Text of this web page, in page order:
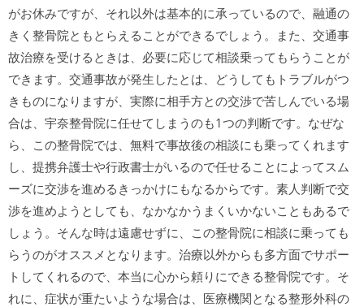
がお休みですが、それ以外は基本的に承っているので、融通の
きく整骨院ともとらえることができるでしょう。また、交通事
故治療を受けるときは、必要に応じて相談乗ってもらうことが
できます。交通事故が発生したとは、どうしてもトラブルがつ
きものになりますが、実際に相手方との交渉で苦しんでいる場
合は、宇奈整骨院に任せてしまうのも1つの判断です。なぜな
ら、この整骨院では、無料で事故後の相談にも乗ってくれます
し、提携弁護士や行政書士がいるので任せることによってスム
ーズに交渉を進めるきっかけにもなるからです。素人判断で交
渉を進めようとしても、なかなかうまくいかないこともあるで
しょう。そんな時は遠慮せずに、この整骨院に相談に乗っても
らうのがオススメとなります。治療以外からも多方面でサポー
トしてくれるので、本当に心から頼りにできる整骨院です。そ
れに、症状が重たいような場合は、医療機関となる整形外科の